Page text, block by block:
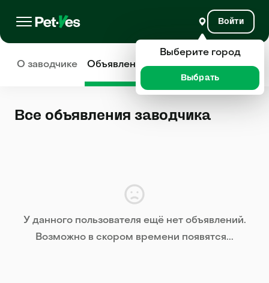
Войти
О заводчике Объявления Отзывы
Все объявления заводчика
У данного пользователя ещё нет объявлений.
Возможно в скором времени появятся...
Выберите город
Выбрать